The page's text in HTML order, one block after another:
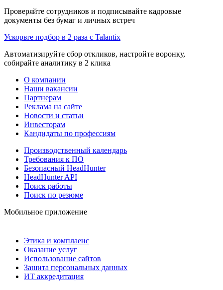
Проверяйте сотрудников и подписывайте кадровые
документы без бумаг и личных встреч
Ускорьте подбор в 2 раза с Talantix
Автоматизируйте сбор откликов, настройте воронку,
собирайте аналитику в 2 клика
О компании
Наши вакансии
Партнерам
Реклама на сайте
Новости и статьи
Инвесторам
Кандидаты по профессиям
Производственный календарь
Требования к ПО
Безопасный HeadHunter
HeadHunter API
Поиск работы
Поиск по резюме
Мобильное приложение
Этика и комплаенс
Оказание услуг
Использование сайтов
Защита персональных данных
ИТ аккредитация